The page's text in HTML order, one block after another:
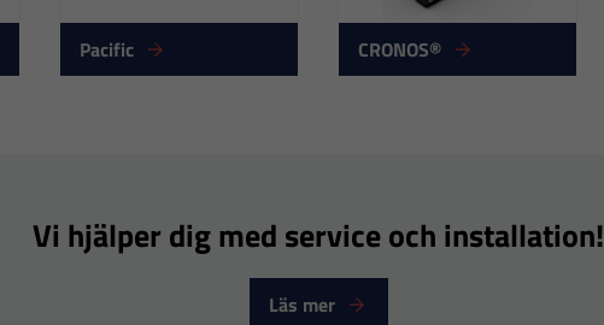
Pacific CRONOS®
Vi hjälper dig med service och installation!
Läs mer
inte att välja
fungera.